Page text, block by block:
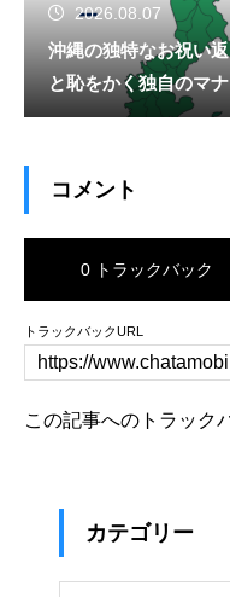
2026.08.07
沖縄の独特なお祝い
と恥をかく独自のマ
コメント
0 トラックバック
トラックバックURL
この記事へのトラック
カテゴリー